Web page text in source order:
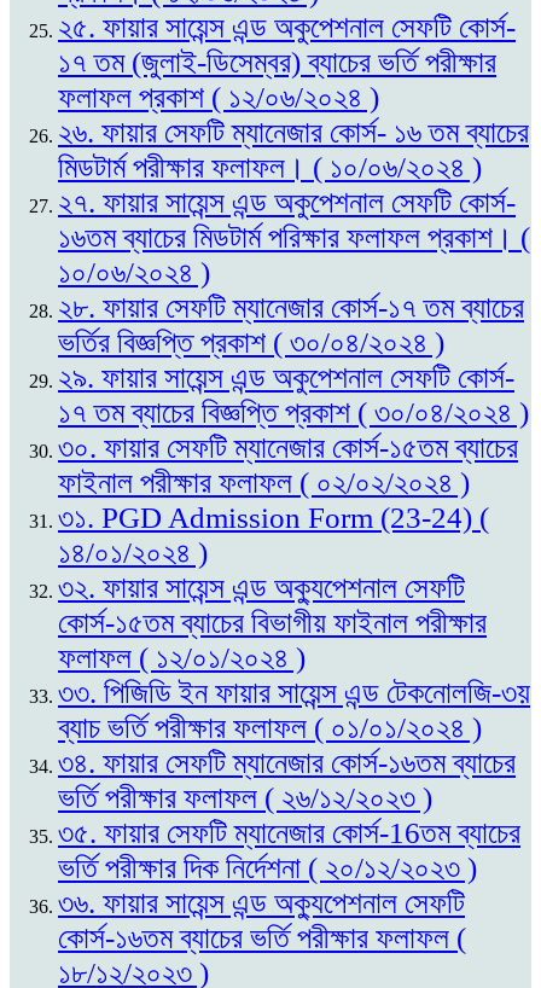
২৫. ফায়ার সায়েন্স এন্ড অকুপেশনাল সেফটি কোর্স-
১৭ তম (জুলাই-ডিসেম্বর) ব্যাচের ভর্তি পরীক্ষার
ফলাফল প্রকাশ ( ১২/০৬/২০২৪ )
২৬. ফায়ার সেফটি ম্যানেজার কোর্স- ১৬ তম ব্যাচের
মিডটার্ম পরীক্ষার ফলাফল। ( ১০/০৬/২০২৪ )
২৭. ফায়ার সায়েন্স এন্ড অকুপেশনাল সেফটি কোর্স-
১৬তম ব্যাচের মিডটার্ম পরিক্ষার ফলাফল প্রকাশ। (
১০/০৬/২০২৪ )
২৮. ফায়ার সেফটি ম্যানেজার কোর্স-১৭ তম ব্যাচের
ভর্তির বিজ্ঞপ্তি প্রকাশ ( ৩০/০৪/২০২৪ )
২৯. ফায়ার সায়েন্স এন্ড অকুপেশনাল সেফটি কোর্স-
১৭ তম ব্যাচের বিজ্ঞপ্তি প্রকাশ ( ৩০/০৪/২০২৪ )
৩০. ফায়ার সেফটি ম্যানেজার কোর্স-১৫তম ব্যাচের
ফাইনাল পরীক্ষার ফলাফল ( ০২/০২/২০২৪ )
৩১. PGD Admission Form (23-24) (
১৪/০১/২০২৪ )
৩২. ফায়ার সায়েন্স এন্ড অক্যুপেশনাল সেফটি
কোর্স-১৫তম ব্যাচের বিভাগীয় ফাইনাল পরীক্ষার
ফলাফল ( ১২/০১/২০২৪ )
৩৩. পিজিডি ইন ফায়ার সায়েন্স এন্ড টেকনোলজি-৩য়
ব্যাচ ভর্তি পরীক্ষার ফলাফল ( ০১/০১/২০২৪ )
৩৪. ফায়ার সেফটি ম্যানেজার কোর্স-১৬তম ব্যাচের
ভর্তি পরীক্ষার ফলাফল ( ২৬/১২/২০২৩ )
৩৫. ফায়ার সেফটি ম্যানেজার কোর্স-16তম ব্যাচের
ভর্তি পরীক্ষার দিক নির্দেশনা ( ২০/১২/২০২৩ )
৩৬. ফায়ার সায়েন্স এন্ড অক্যুপেশনাল সেফটি
কোর্স-১৬তম ব্যাচের ভর্তি পরীক্ষার ফলাফল (
১৮/১২/২০২৩ )